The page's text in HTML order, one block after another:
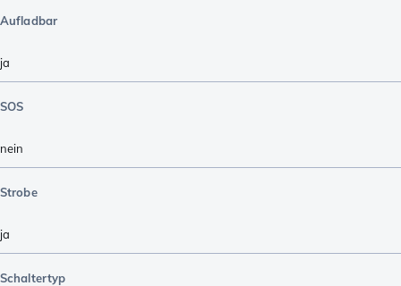
Aufladbar
ja
SOS
nein
Strobe
ja
Schaltertyp